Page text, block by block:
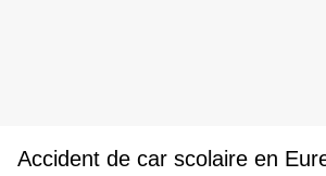
Accident de car scolaire en